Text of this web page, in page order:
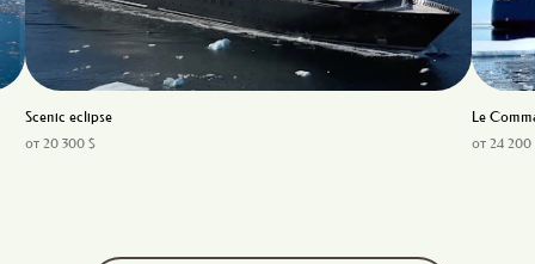
Scenic eclipse
от 20 300 $
Le
от 24 200